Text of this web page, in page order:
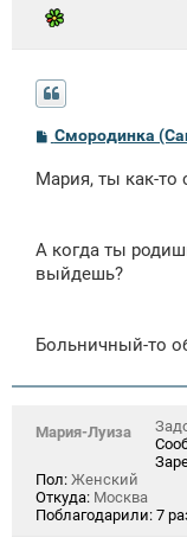
С
о
б
и
Смородинка
Мария, ты как-то
А когда ты
выйдешь?
Больничный-то
Мария-Луиза
Пол: Женский
Откуда: Москва
Поблагодарили: 7